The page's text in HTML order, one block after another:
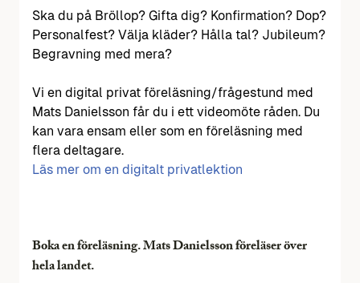
Ska du på Bröllop? Gifta dig? Konfirmation? Dop?
Personalfest? Välja kläder? Hålla tal? Jubileum?
Begravning med mera?
Vi en digital privat föreläsning/frågestund med
Mats Danielsson får du i ett videomöte råden. Du
kan vara ensam eller som en föreläsning med
flera deltagare.
Läs mer om en digitalt privatlektion
Boka en föreläsning. Mats Danielsson föreläser över
hela landet.